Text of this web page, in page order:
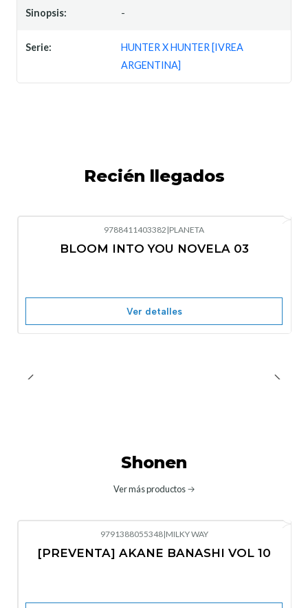
Sinopsis: -
Serie:
HUNTER X HUNTER [IVREA
ARGENTINA]
Recién llegados
Nuevo
9788411403382 |PLANETA
BLOOM INTO YOU NOVELA 03
Ver detalles
Shonen
Ver más productos
No disponible
9791388055348|MILKY WAY
[PREVENTA] AKANE BANASHI VOL 10